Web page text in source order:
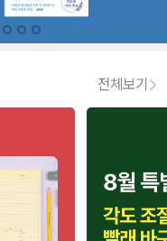
전체보기